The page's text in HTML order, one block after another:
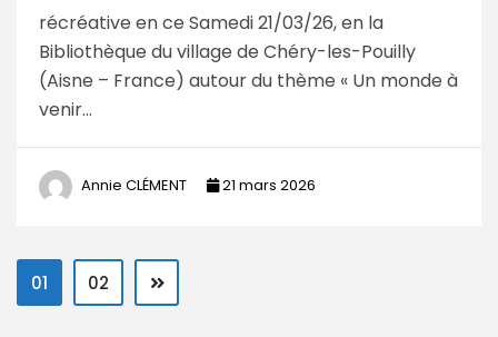
récréative en ce Samedi 21/03/26, en la
Bibliothèque du village de Chéry-les-Pouilly
(Aisne – France) autour du thème « Un monde à
venir…
Annie CLÉMENT 21 mars 2026
01 02